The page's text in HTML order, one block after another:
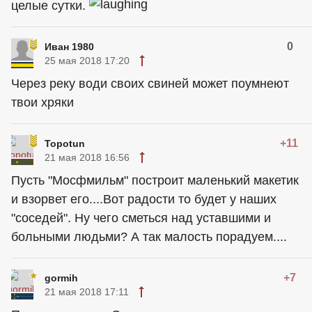
целые сутки.
Иван 1980 0
25 мая 2018 17:20
Через реку води своих свиней может поумнеют
твои хряки
Topotun +11
21 мая 2018 16:56
Пусть "Мосфмильм" построит маленький макетик
и взорвет его....Вот радости то будет у наших
"соседей". Ну чего сметься над уставшими и
больными людьми? А так малость порадуем....
gormih +7
21 мая 2018 17:11